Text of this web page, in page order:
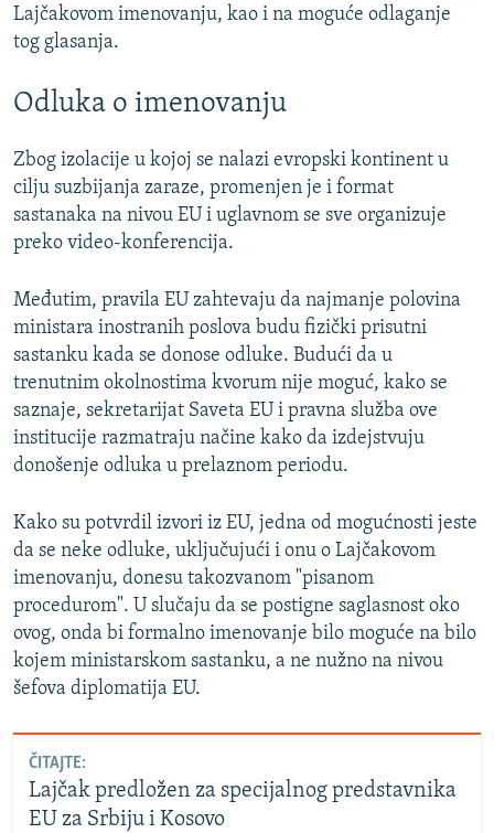
Lajčakovom imenovanju, kao i na moguće odlaganje
tog glasanja.
Odluka o imenovanju
Zbog izolacije u kojoj se nalazi evropski kontinent u
cilju suzbijanja zaraze, promenjen je i format
sastanaka na nivou EU i uglavnom se sve organizuje
preko video-konferencija.
Međutim, pravila EU zahtevaju da najmanje polovina
ministara inostranih poslova budu fizički prisutni
sastanku kada se donose odluke. Budući da u
trenutnim okolnostima kvorum nije moguć, kako se
saznaje, sekretarijat Saveta EU i pravna služba ove
institucije razmatraju načine kako da izdejstvuju
donošenje odluka u prelaznom periodu.
Kako su potvrdil izvori iz EU, jedna od mogućnosti jeste
da se neke odluke, uključujući i onu o Lajčakovom
imenovanju, donesu takozvanom "pisanom
procedurom". U slučaju da se postigne saglasnost oko
ovog, onda bi formalno imenovanje bilo moguće na bilo
kojem ministarskom sastanku, a ne nužno na nivou
šefova diplomatija EU.
ČITAJTE:
Lajčak predložen za specijalnog predstavnika
EU za Srbiju i Kosovo